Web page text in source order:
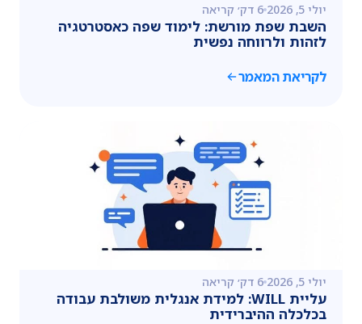
יולי 5, 2026 6 דק׳ קריאה
השבת שפת מורשת: לימוד שפה כאסטרטגיה
לזהות ולרווחה נפשית
לקריאת המאמר
יולי 5, 2026 6 דק׳ קריאה
עליית WILL: למידת אנגלית משולבת עבודה
בכלכלה ההיברידית